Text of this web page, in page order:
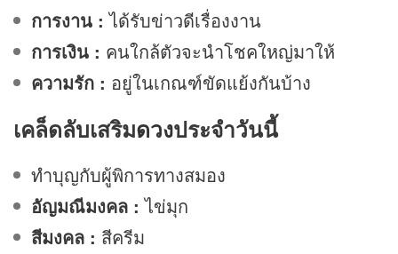
การงาน :ได้รับข่าวดีเรื่องงาน
การเงิน : คนใกล้ตัวจะนำโชคใหญ่มาให้
ความรัก : อยู่ในเกณฑ์ขัดแย้งกันบ้าง
เคล็ดลับเสริมดวงประจำวันนี้
ทำบุญกับผู้พิการทางสมอง
อัญมณีมงคล :ไข่มุก
สีมงคล : สีครีม